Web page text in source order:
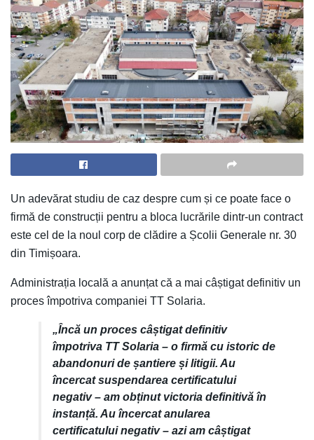
Un adevărat studiu de caz despre cum și ce poate face o
firmă de construcții pentru a bloca lucrările dintr-un contract
este cel de la noul corp de clădire a Școlii Generale nr. 30
din Timișoara.
Administrația locală a anunțat că a mai câștigat definitiv un
proces împotriva companiei TT Solaria.
„Încă un proces câștigat definitiv
împotriva TT Solaria – o firmă cu istoric de
abandonuri de șantiere și litigii. Au
încercat suspendarea certificatului
negativ – am obținut victoria definitivă în
instanță. Au încercat anularea
certificatului negativ – azi am câștigat